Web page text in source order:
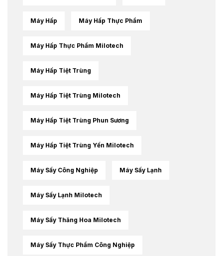
Máy Hấp Máy Hấp Thực Phẩm
Máy Hấp Thực Phẩm Milotech
Máy Hấp Tiệt Trùng
Máy Hấp Tiệt Trùng Milotech
Máy Hấp Tiệt Trùng Phun Sương
Máy Hấp Tiệt Trùng Yến Milotech
Máy Sấy Công Nghiệp Máy Sấy Lạnh
Máy Sấy Lạnh Milotech
Máy Sấy Thăng Hoa Milotech
Máy Sấy Thực Phẩm Công Nghiệp